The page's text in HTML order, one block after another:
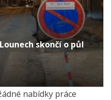
skončí o půl
nabídky práce